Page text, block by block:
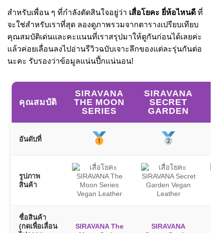
สำหรับเพื่อน ๆ ที่กำลังตัดสินใจอยู่ว่า เสื่อโยคะ ยี่ห้อไหนดี ที่
จะใช่สำหรับเราที่สุด ลองดูภาพรวมจากตารางเปรียบเทียบ
คุณสมบัติเด่นและคะแนนที่เราสรุปมาให้ดูกันก่อนได้เลยค่ะ
แล้วค่อยเลื่อนลงไปอ่านรีวิวฉบับเจาะลึกของแต่ละรุ่นกันต่อ
นะคะ รับรองว่าข้อมูลแน่นปึ้กแน่นอน!
คุณสมบัติ
SIRAVANA
THE MOON
SERIES
SIRAVANA
SECRET
GARDEN
อันดับที่
รูปภาพ
สินค้า
ชื่อสินค้า
(กดเพื่อเลื่อน
SIRAVANA The
SIRAVANA